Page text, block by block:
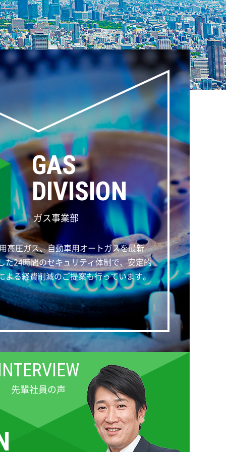
GAS
DIVISION
ガス事業部
高圧ガス、自動車用オートガスを最新
た24時間のセキュリティ体制で、安定的
よる経費削減のご提案も行っています。
先輩社員の声